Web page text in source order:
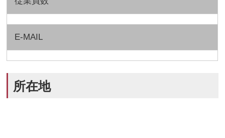
E-MAIL
所在地